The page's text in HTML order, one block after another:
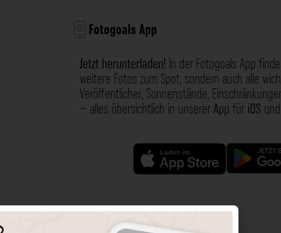
Fotogoals App
Jetzt herunterladen! In der Fotogoals App
weitere Fotos zum Spot, sondern auch alle
Veröffentlicher, Sonnenstände,
– alles übersichtlich in unsererAppfüriOS und